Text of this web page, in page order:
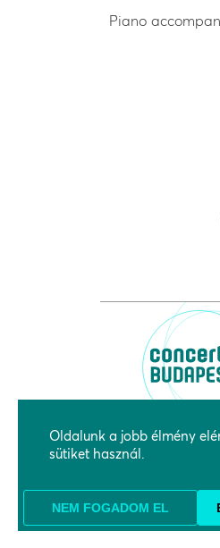
Piano
Oldalunk a jobb élmény
sütiket használ.
NEM FOGADOM EL